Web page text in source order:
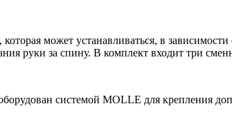
может устанавливаться, в
руки за спину. В комплект входит три
системой MOLLE для крепления